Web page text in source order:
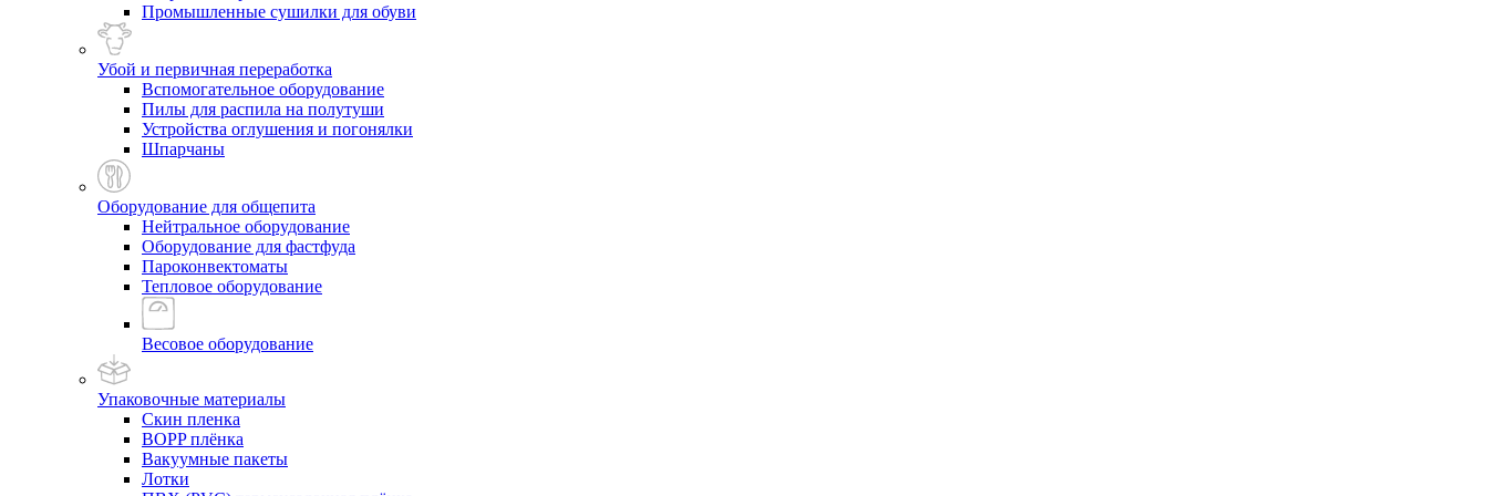
Промышленные сушилки для обуви
Убой и первичная переработка
Вспомогательное оборудование
Пилы для распила на полутуши
Устройства оглушения и погонялки
Шпарчаны
Оборудование для общепита
Нейтральное оборудование
Оборудование для фастфуда
Пароконвектоматы
Тепловое оборудование
Весовое оборудование
Упаковочные материалы
Скин пленка
BOPP плёнка
Вакуумные пакеты
Лотки